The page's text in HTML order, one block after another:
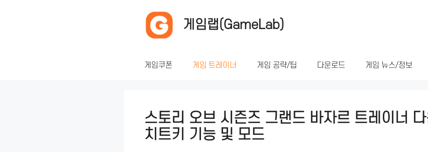
게임랩(GameLab)
게임쿠폰 게임 트레이너 게임 공략/팁 다운로드 게임 뉴스/정보
스토리 오브 시즌즈 그랜드 바자르 트레이너
치트키 기능 및 모드